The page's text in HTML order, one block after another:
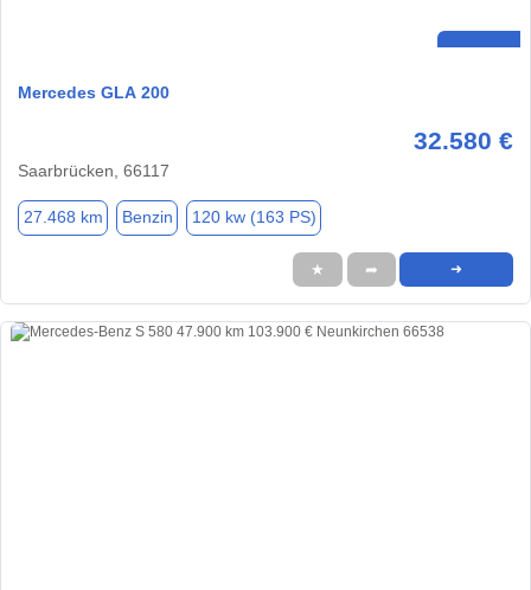
Mercedes GLA 200
32.580 €
Saarbrücken, 66117
27.468 km Benzin 120 kw (163 PS)
★ ➦ ➜